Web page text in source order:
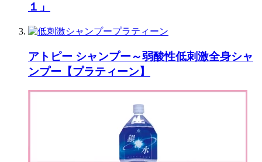
１」
アトピー シャンプー～弱酸性低刺激全身シャ
ンプー【プラティーン】